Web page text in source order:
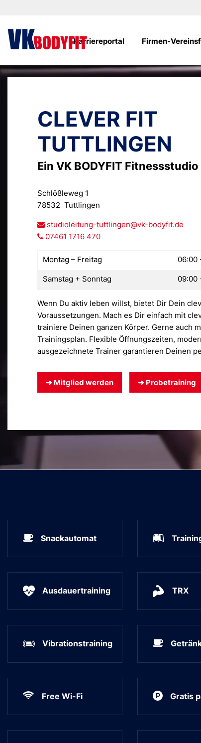
Karriereportal Firmen-
CLEVER FIT
TUTTLINGEN
Ein VK BODYFIT Fitnessstudio
Schlößleweg 1
78532 Tuttlingen
studioleitung-tuttlingen@vk-bodyfit.de
07461 1716 470
Montag – Freitag 06:00
Samstag + Sonntag 09:00
Wenn Du aktiv leben willst, bietet Dir Dein
Voraus­setzungen. Mach es Dir einfach mit
trainiere Deinen ganzen Körper. Gerne auch
Trainingsplan. Flexible Öffnungszeiten,
ausgezeichnete Trainer garantieren Deinen
➜ Mitglied werden ➜ Probetraining
Snackautomat
Ausdauertraining TRX
Vibrationstraining
Free Wi-Fi Gratis